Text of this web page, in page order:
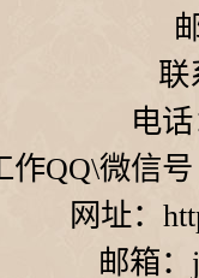
联
电
作QQ\微信号
网址：
邮箱：